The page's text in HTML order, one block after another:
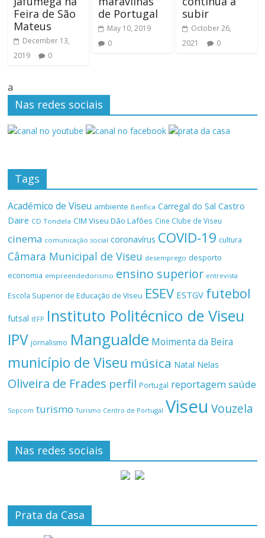
Feira de São
Mateus
December 13,
2019
0
de Portugal
May 10, 2019
0
subir
October 26,
2021
0
a
Nas redes sociais
Tags
Académico de Viseu ambiente Benfica Carregal do Sal Castro
Daire CD Tondela CIM Viseu Dão Lafões Cine Clube de Viseu
cinema comunicação social coronavírus COVID-19 cultura
Câmara Municipal de Viseu desemprego desporto
economia empreendedorismo ensino superior entrevista
Escola Superior de Educação de Viseu ESEV ESTGV futebol
futsal IEFP Instituto Politécnico de Viseu
IPV jornalismo Mangualde Moimenta da Beira
município de Viseu música Natal Nelas
Oliveira de Frades perfil Portugal reportagemsaúde
Sopcom turismo Turismo Centro de Portugal Viseu Vouzela
Nas redes sociais
Prata da Casa